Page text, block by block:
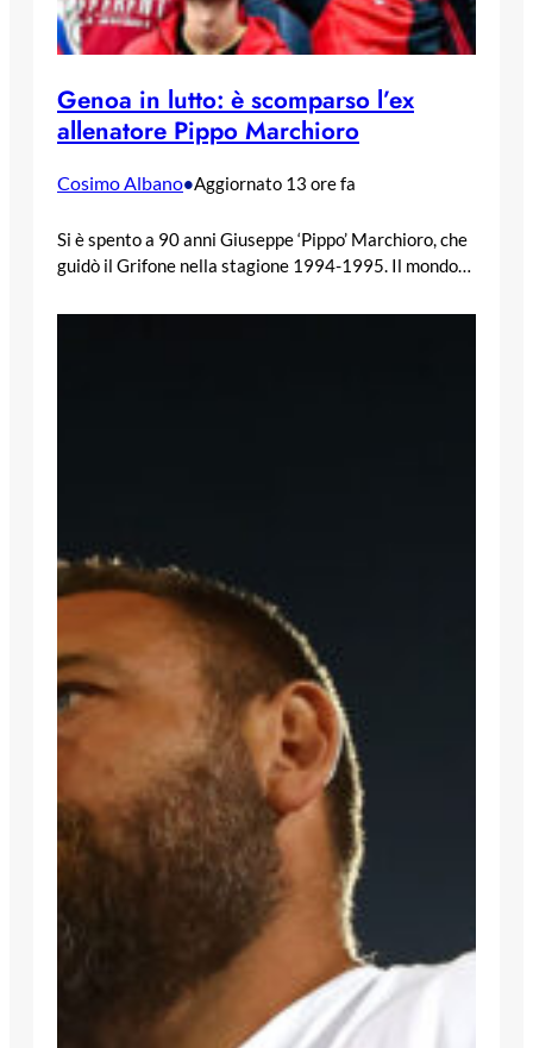
Genoa in lutto: è scomparso l’ex
allenatore Pippo Marchioro
Cosimo Albano•Aggiornato 13 ore fa
Si è spento a 90 anni Giuseppe ‘Pippo’ Marchioro, che
guidò il Grifone nella stagione 1994-1995. Il mondo…